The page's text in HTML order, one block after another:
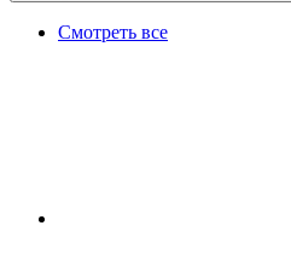
Смотреть все